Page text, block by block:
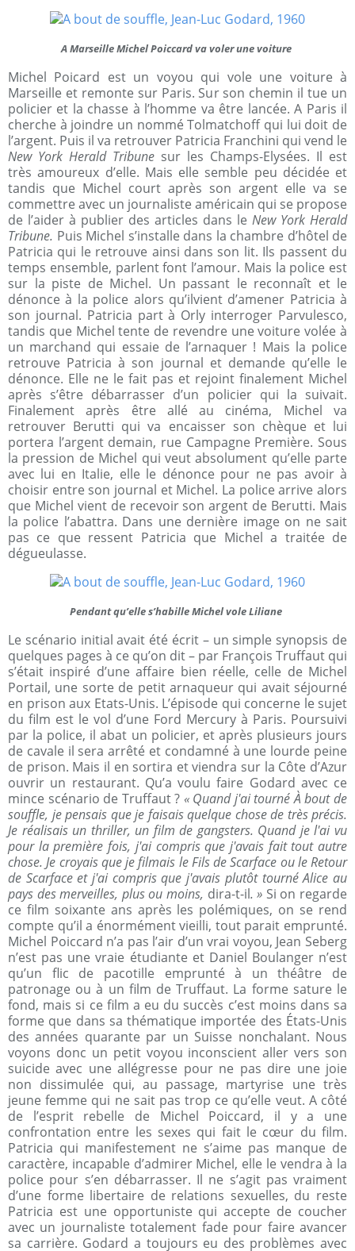
A Marseille Michel Poiccard va voler une voiture
Michel Poicard est un voyou qui vole une voiture à
Marseille et remonte sur Paris. Sur son chemin il tue un
policier et la chasse à l’homme va être lancée. A Paris il
cherche à joindre un nommé Tolmatchoff qui lui doit de
l’argent. Puis il va retrouver Patricia Franchini qui vend le
New York Herald Tribune sur les Champs-Elysées. Il est
très amoureux d’elle. Mais elle semble peu décidée et
tandis que Michel court après son argent elle va se
commettre avec un journaliste américain qui se propose
de l’aider à publier des articles dans le New York Herald
Tribune. Puis Michel s’installe dans la chambre d’hôtel de
Patricia qui le retrouve ainsi dans son lit. Ils passent du
temps ensemble, parlent font l’amour. Mais la police est
sur la piste de Michel. Un passant le reconnaît et le
dénonce à la police alors qu’ilvient d’amener Patricia à
son journal. Patricia part à Orly interroger Parvulesco,
tandis que Michel tente de revendre une voiture volée à
un marchand qui essaie de l’arnaquer ! Mais la police
retrouve Patricia à son journal et demande qu’elle le
dénonce. Elle ne le fait pas et rejoint finalement Michel
après s’être débarrasser d’un policier qui la suivait.
Finalement après être allé au cinéma, Michel va
retrouver Berutti qui va encaisser son chèque et lui
portera l’argent demain, rue Campagne Première. Sous
la pression de Michel qui veut absolument qu’elle parte
avec lui en Italie, elle le dénonce pour ne pas avoir à
choisir entre son journal et Michel. La police arrive alors
que Michel vient de recevoir son argent de Berutti. Mais
la police l’abattra. Dans une dernière image on ne sait
pas ce que ressent Patricia que Michel a traitée de
dégueulasse.
Pendant qu’elle s’habille Michel vole Liliane
Le scénario initial avait été écrit – un simple synopsis de
quelques pages à ce qu’on dit – par François Truffaut qui
s’était inspiré d’une affaire bien réelle, celle de Michel
Portail, une sorte de petit arnaqueur qui avait séjourné
en prison aux Etats-Unis. L’épisode qui concerne le sujet
du film est le vol d’une Ford Mercury à Paris. Poursuivi
par la police, il abat un policier, et après plusieurs jours
de cavale il sera arrêté et condamné à une lourde peine
de prison. Mais il en sortira et viendra sur la Côte d’Azur
ouvrir un restaurant. Qu’a voulu faire Godard avec ce
mince scénario de Truffaut ? « Quand j'ai tourné À bout de
souffle, je pensais que je faisais quelque chose de très précis.
Je réalisais un thriller, un film de gangsters. Quand je l'ai vu
pour la première fois, j'ai compris que j'avais fait tout autre
chose. Je croyais que je filmais le Fils de Scarface ou le Retour
de Scarface et j'ai compris que j'avais plutôt tourné Alice au
pays des merveilles, plus ou moins, dira-t-il. » Si on regarde
ce film soixante ans après les polémiques, on se rend
compte qu’il a énormément vieilli, tout parait emprunté.
Michel Poiccard n’a pas l’air d’un vrai voyou, Jean Seberg
n’est pas une vraie étudiante et Daniel Boulanger n’est
qu’un flic de pacotille emprunté à un théâtre de
patronage ou à un film de Truffaut. La forme sature le
fond, mais si ce film a eu du succès c’est moins dans sa
forme que dans sa thématique importée des États-Unis
des années quarante par un Suisse nonchalant. Nous
voyons donc un petit voyou inconscient aller vers son
suicide avec une allégresse pour ne pas dire une joie
non dissimulée qui, au passage, martyrise une très
jeune femme qui ne sait pas trop ce qu’elle veut. A côté
de l’esprit rebelle de Michel Poiccard, il y a une
confrontation entre les sexes qui fait le cœur du film.
Patricia qui manifestement ne s’aime pas manque de
caractère, incapable d’admirer Michel, elle le vendra à la
police pour s’en débarrasser. Il ne s’agit pas vraiment
d’une forme libertaire de relations sexuelles, du reste
Patricia est une opportuniste qui accepte de coucher
avec un journaliste totalement fade pour faire avancer
sa carrière. Godard a toujours eu des problèmes avec